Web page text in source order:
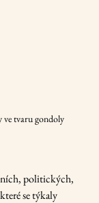
ve tvaru gondoly
politických,
se týkaly